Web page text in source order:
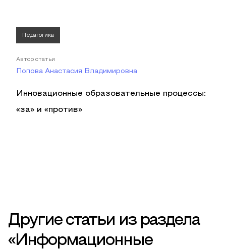
Педагогика
Автор статьи
Попова Анастасия Владимировна
Инновационные образовательные процессы:
«за» и «против»
Другие статьи из раздела
«Информационные